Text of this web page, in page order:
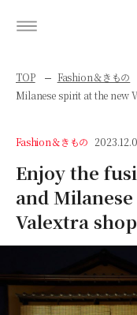
TOP Fashion＆きもの
Milanese spirit at the new
Fashion＆きもの
Enjoy the
and
Valextra